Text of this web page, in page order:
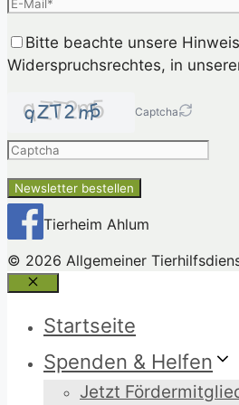
Bitte beachte unsere
Widerspruchsrechtes, in
Captcha
Please
enter
characters
shown
in
the
CAPTCHA
ensure
you
Tierheim Ahlum
© 2026 Allgemeiner
Schließen
Startseite
Spenden & Helfen
Jetzt